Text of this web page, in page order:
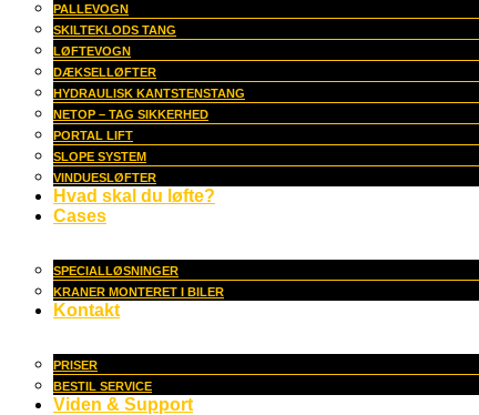
PALLEVOGN
SKILTEKLODS TANG
LØFTEVOGN
DÆKSELLØFTER
HYDRAULISK KANTSTENSTANG
NETOP – TAG SIKKERHED
PORTAL LIFT
SLOPE SYSTEM
VINDUESLØFTER
Hvad skal du løfte?
Cases
SPECIALLØSNINGER
KRANER MONTERET I BILER
Kontakt
PRISER
BESTIL SERVICE
Viden & Support